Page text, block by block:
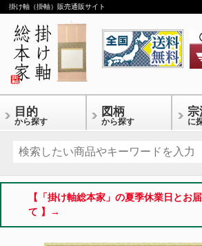
掛け軸（掛軸）販売通販サイト
目的
から探す
図柄
から探す
宗
に
【「掛け軸総本家」の夏季休業日とお
て 】→